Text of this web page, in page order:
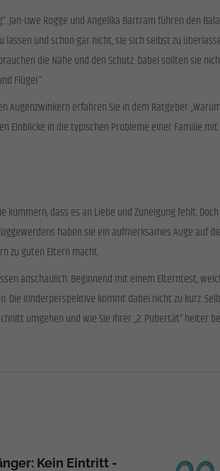
Uwe Rogge und Angelika Bartram führen den
und schon gar nicht, sie sich selbst zu
die Nähe und den Schutz. Dabei sollten sie
Flügel.“
erfahren Sie in dem Ratgeber
in die typischen Probleme einer Familie
dass es an Liebe und Zuneigung fehlt.
haben sie ein aufmerksames Auge auf
zu guten Eltern macht.
anschaulich. Beginnend mit einem Elterntest,
Kinderperspektive kommt dabei nicht zu kurz.
umgehen und wie Sie Ihrer „2. Pubertät“ heiter
Kein Eintritt -
standardmäßig blockiert. Wenn Cookies von externen
manuellen Einwilligung mehr.
anzeigen